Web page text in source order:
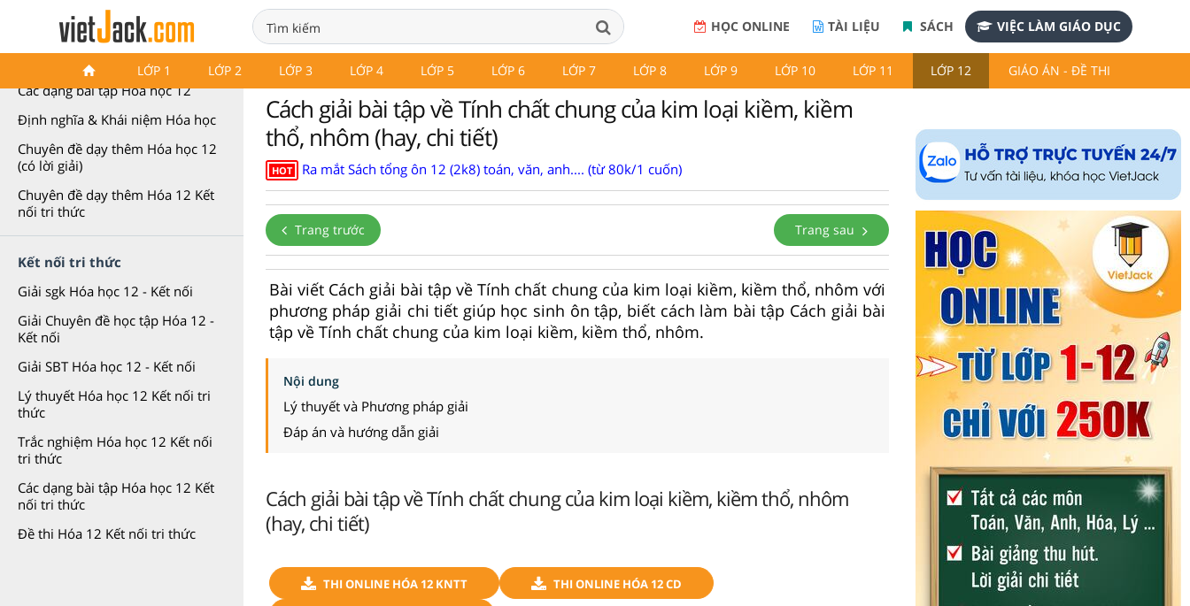
HỌC ONLINE TÀI LIỆU SÁCH VIỆC LÀM GIÁO DỤC
LỚP 1 LỚP 2 LỚP 3 LỚP 4 LỚP 5 LỚP 6 LỚP 7 LỚP 8 LỚP 9 LỚP 10 LỚP 11 LỚP 12 GIÁO ÁN - ĐỀ THI
Chuyên đề Hóa học 12
Các dạng bài tập Hóa học 12
Định nghĩa & Khái niệm Hóa học
Chuyên đề dạy thêm Hóa học 12
(có lời giải)
Chuyên đề dạy thêm Hóa 12 Kết
nối tri thức
Kết nối tri thức
Giải sgk Hóa học 12 - Kết nối
Giải Chuyên đề học tập Hóa 12 -
Kết nối
Giải SBT Hóa học 12 - Kết nối
Lý thuyết Hóa học 12 Kết nối tri
thức
Trắc nghiệm Hóa học 12 Kết nối
tri thức
Các dạng bài tập Hóa học 12 Kết
nối tri thức
Đề thi Hóa 12 Kết nối tri thức
Cách giải bài tập về Tính chất chung của kim loại kiềm, kiềm
thổ, nhôm (hay, chi tiết)
HOT Ra mắt Sách tổng ôn 12 (2k8) toán, văn, anh.... (từ 80k/1 cuốn)
Trang trước Trang sau
Bài viết Cách giải bài tập về Tính chất chung của kim loại kiềm, kiềm thổ, nhôm với
phương pháp giải chi tiết giúp học sinh ôn tập, biết cách làm bài tập Cách giải bài
tập về Tính chất chung của kim loại kiềm, kiềm thổ, nhôm.
Nội dung
Lý thuyết và Phương pháp giải
Đáp án và hướng dẫn giải
Cách giải bài tập về Tính chất chung của kim loại kiềm, kiềm thổ, nhôm
(hay, chi tiết)
THI ONLINE HÓA 12 KNTT
THI ONLINE HÓA 12 CD